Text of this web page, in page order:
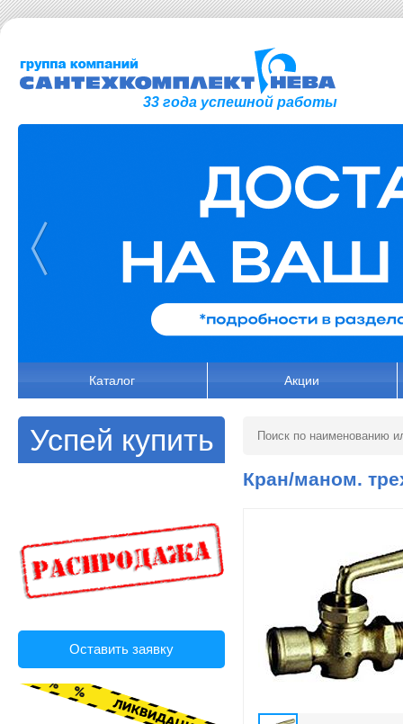
33 года успешной работы
Каталог Акции
Успей купить
Оставить заявку
Кран/маном.